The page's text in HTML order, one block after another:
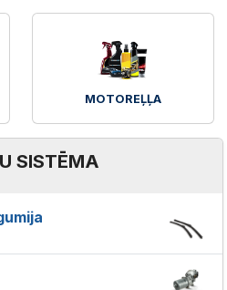
MOTOREĻĻA
SISTĒMA